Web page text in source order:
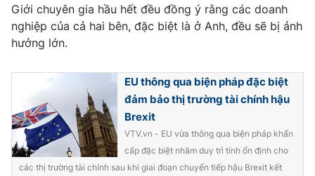
Liên hệ tòa soạn English
THỜI BÁO VTV
Theo dõi báo trên
Giới chuyên gia hầu hết đều đồng ý rằng các doanh
nghiệp của cả hai bên, đặc biệt là ở Anh, đều sẽ bị ảnh
hưởng lớn.
EU thông qua biện pháp đặc biệt
đảm bảo thị trường tài chính hậu
Brexit
VTV.vn - EU vừa thông qua biện pháp khẩn
cấp đặc biệt nhằm duy trì tính ổn định cho
các thị trường tài chính sau khi giai đoạn chuyển tiếp hậu Brexit kết